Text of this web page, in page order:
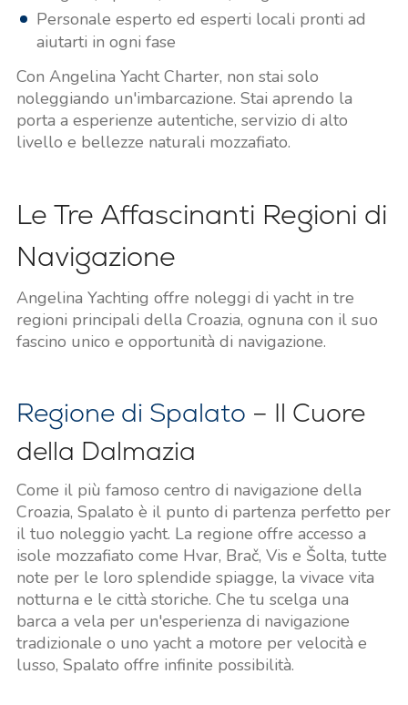
Personale esperto ed esperti locali pronti ad
aiutarti in ogni fase
Con Angelina Yacht Charter, non stai solo
noleggiando un'imbarcazione. Stai aprendo la
porta a esperienze autentiche, servizio di alto
livello e bellezze naturali mozzafiato.
Le Tre Affascinanti Regioni di
Navigazione
Angelina Yachting offre noleggi di yacht in tre
regioni principali della Croazia, ognuna con il suo
fascino unico e opportunità di navigazione.
Regione di Spalato – Il Cuore
della Dalmazia
Come il più famoso centro di navigazione della
Croazia, Spalato è il punto di partenza perfetto per
il tuo noleggio yacht. La regione offre accesso a
isole mozzafiato come Hvar, Brač, Vis e Šolta, tutte
note per le loro splendide spiagge, la vivace vita
notturna e le città storiche. Che tu scelga una
barca a vela per un'esperienza di navigazione
tradizionale o uno yacht a motore per velocità e
lusso, Spalato offre infinite possibilità.